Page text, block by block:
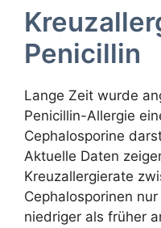
Penicillin
Lange Zeit wurde
Penicillin-Allergie
Cephalosporine
Aktuelle Daten
Kreuzallergierate
Cephalosporinen
niedriger als früher